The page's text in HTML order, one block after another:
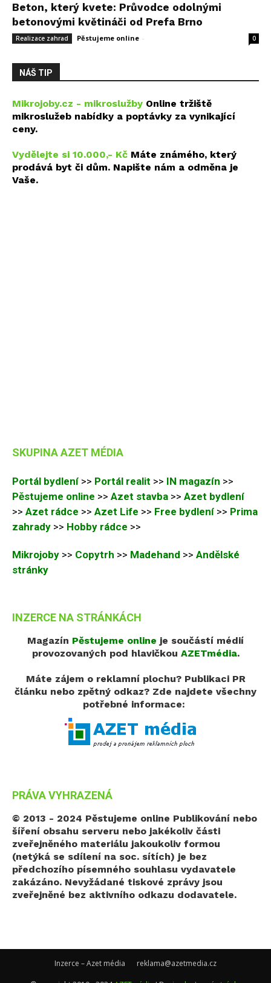
Beton, který kvete: Průvodce odolnými
betonovými květináči od Prefa Brno
Realizace zahrad Pěstujeme online - 0
NÁŠ TIP
Mikrojoby.cz - mikroslužby Online tržiště
mikroslužeb nabídky a poptávky za vynikající
ceny.
Vydělejte si 10.000,- Kč Máte známého, který
prodává byt či dům. Napište nám a odměna je
Vaše.
SKUPINA AZET MÉDIA
Portál bydlení >> Portál realit >> IN magazín >>
Pěstujeme online >> Azet stavba >> Azet bydlení
>> Azet rádce >> Azet Life >> Free bydlení >> Prima
zahrady >> Hobby rádce >>
Mikrojoby >> Copytrh >> Madehand >> Andělské
stránky
INZERCE NA STRÁNKÁCH
Magazín Pěstujeme online je součástí médií
provozovaných pod hlavičkou AZETmédia.
Máte zájem o reklamní plochu? Publikaci PR
článku nebo zpětný odkaz? Zde najdete všechny
potřebné informace:
PRÁVA VYHRAZENÁ
© 2013 - 2024 Pěstujeme online Publikování nebo
šíření obsahu serveru nebo jakékoliv části
zveřejněného materiálu jakoukoliv formou
(netýká se sdílení na soc. sítích) je bez
předchozího písemného souhlasu vydavatele
zakázáno. Nevyžádané tiskové zprávy jsou
zveřejněné bez aktivního odkazu dodavatele.
Inzerce – Azet média reklama@azetmedia.cz